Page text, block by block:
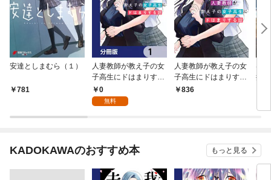
安達としまむら（１）
781
人妻教師が教え子の女
子高生にドはまりする
話【分冊版】 1
0
無料
人妻教師が教え子の女
子高生にドはまりする
話（1）
836
は
抜
KADOKAWAのおすすめ本 もっと見る